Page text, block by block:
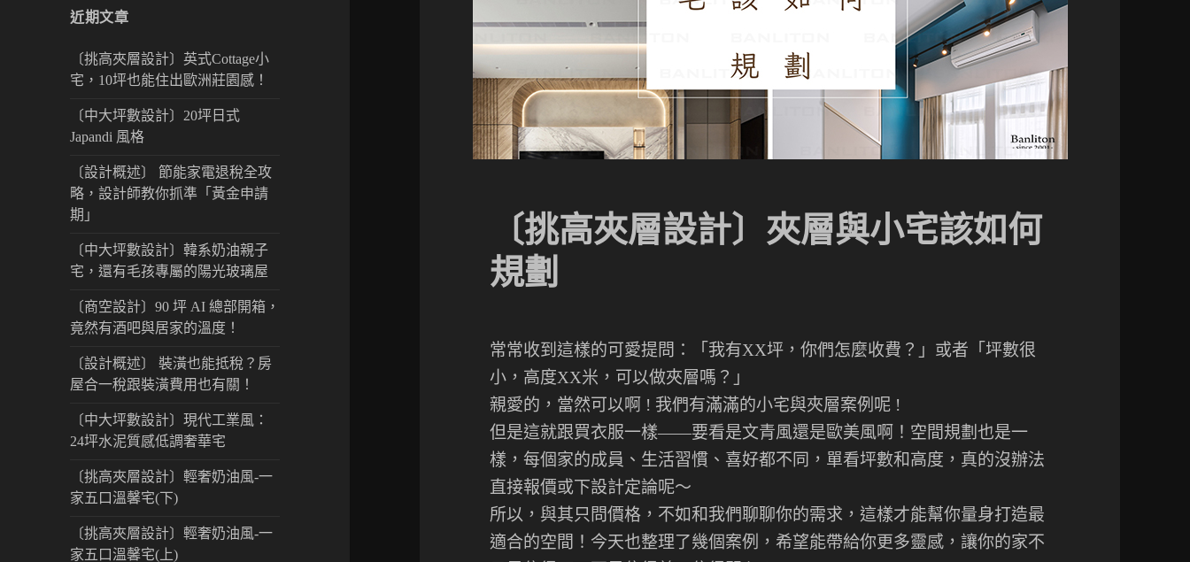
近期文章
〔挑高夾層設計〕英式Cottage小
宅，10坪也能住出歐洲莊園感！
〔中大坪數設計〕20坪日式
Japandi 風格
〔設計概述〕 節能家電退稅全攻
略，設計師教你抓準「黃金申請
期」
〔中大坪數設計〕韓系奶油親子
宅，還有毛孩專屬的陽光玻璃屋
〔商空設計〕90 坪 AI 總部開箱，
竟然有酒吧與居家的溫度！
〔設計概述〕 裝潢也能抵稅？房
屋合一稅跟裝潢費用也有關！
〔中大坪數設計〕現代工業風：
24坪水泥質感低調奢華宅
〔挑高夾層設計〕輕奢奶油風-一
家五口溫馨宅(下)
〔挑高夾層設計〕輕奢奶油風-一
家五口溫馨宅(上)
〔挑高夾層設計〕夾層與小宅該如何
規劃
常常收到這樣的可愛提問：「我有XX坪，你們怎麼收費？」或者「坪數很
小，高度XX米，可以做夾層嗎？」
親愛的，當然可以啊 ! 我們有滿滿的小宅與夾層案例呢 !
但是這就跟買衣服一樣——要看是文青風還是歐美風啊！空間規劃也是一
樣，每個家的成員、生活習慣、喜好都不同，單看坪數和高度，真的沒辦法
直接報價或下設計定論呢～
所以，與其只問價格，不如和我們聊聊你的需求，這樣才能幫你量身打造最
適合的空間！今天也整理了幾個案例，希望能帶給你更多靈感，讓你的家不